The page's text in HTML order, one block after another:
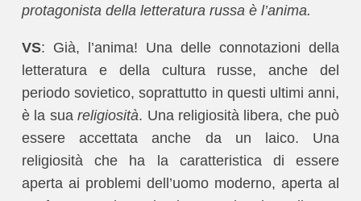
protagonista della letteratura russa è l’anima.
VS: Già, l’anima! Una delle connotazioni della
letteratura e della cultura russe, anche del
periodo sovietico, soprattutto in questi ultimi anni,
è la suareligiosità. Una religiosità libera, che può
essere accettata anche da un laico. Una
religiosità che ha la caratteristica di essere
aperta ai problemi dell’uomo moderno, aperta al